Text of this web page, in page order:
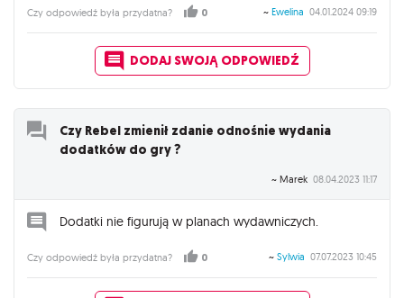
Czy odpowiedź była przydatna? 0 ~ Ewelina 04.01.2024 09:19
DODAJ SWOJĄ ODPOWIEDŹ
Czy Rebel zmienił zdanie odnośnie wydania
dodatków do gry ?
~ Marek 08.04.2023 11:17
Dodatki nie figurują w planach wydawniczych.
Czy odpowiedź była przydatna? 0 ~ Sylwia 07.07.2023 10:45